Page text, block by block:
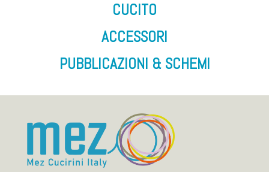
CUCITO
ACCESSORI
PUBBLICAZIONI & SCHEMI